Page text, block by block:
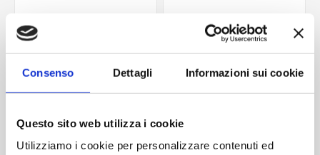
Consenso Dettagli Informazioni sui cookie
Questo sito web utilizza i cookie
Utilizziamo i cookie per personalizzare contenuti ed